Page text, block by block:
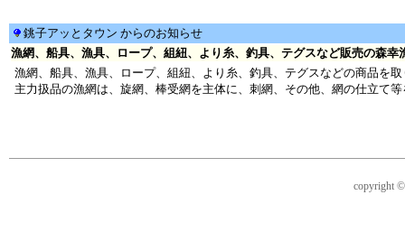
銚子アッとタウン からのお知らせ
漁網、船具、漁具、ロープ、組紐、より糸、釣具、テグスなど販売の森
漁網、船具、漁具、ロープ、組紐、より糸、釣具、テグスなどの商品を
主力扱品の漁網は、旋網、棒受網を主体に、刺網、その他、網の仕立て
copyright ©